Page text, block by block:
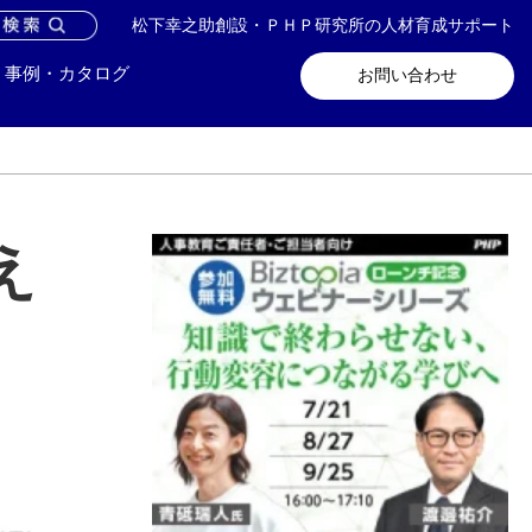
松下幸之助創設・ＰＨＰ研究所の人材育成サポート
お問い合わせ
事例・カタログ
い合わせ メールマガジン登録